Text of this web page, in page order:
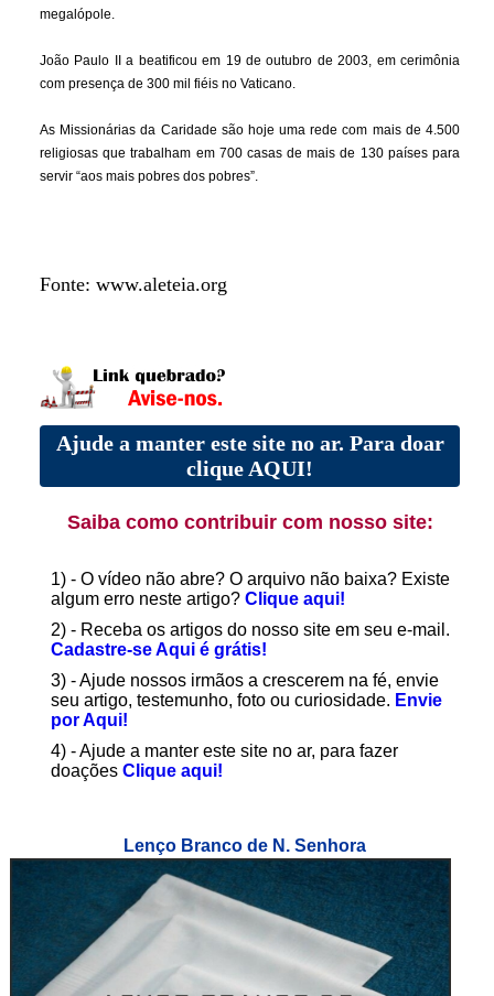
megalópole.
João Paulo II a beatificou em 19 de outubro de 2003, em cerimônia
com presença de 300 mil fiéis no Vaticano.
As Missionárias da Caridade são hoje uma rede com mais de 4.500
religiosas que trabalham em 700 casas de mais de 130 países para
servir “aos mais pobres dos pobres”.
Fonte: www.aleteia.org
Ajude a manter este site no ar. Para doar
clique AQUI!
Saiba como contribuir com nosso site:
1) - O vídeo não abre? O arquivo não baixa? Existe
algum erro neste artigo? Clique aqui!
2) - Receba os artigos do nosso site em seu e-mail.
Cadastre-se Aqui é grátis!
3) - Ajude nossos irmãos a crescerem na fé, envie
seu artigo, testemunho, foto ou curiosidade. Envie
por Aqui!
4) - Ajude a manter este site no ar, para fazer
doações Clique aqui!
Lenço Branco de N. Senhora